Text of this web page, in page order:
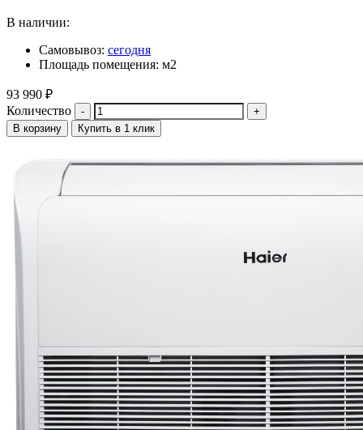
В наличии:
Самовывоз: сегодня
Площадь помещения: м2
93 990 ₽
Количество
В корзину Купить в 1 клик